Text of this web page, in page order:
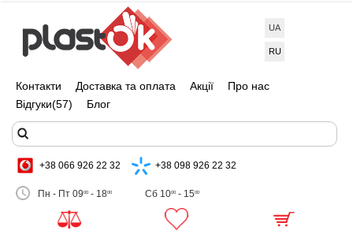
UA
RU
Контакти Доставка та оплата Акції
Про нас
Відгуки(57) Блог
+38 066 926 22 32 +38 098 926 22 32
Пн - Пт 0900 - 1800 Сб 1000 - 1500